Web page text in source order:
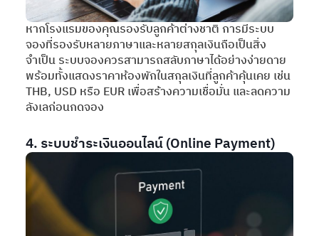
หากโรงแรมของคุณรองรับลูกค้าต่างชาติ การมีระบบ
จองที่รองรับหลายภาษาและหลายสกุลเงินถือเป็นสิ่ง
จำเป็น ระบบจองควรสามารถสลับภาษาได้อย่างง่ายดาย
พร้อมทั้งแสดงราคาห้องพักในสกุลเงินที่ลูกค้าคุ้นเคย เช่น
THB, USD หรือ EUR เพื่อสร้างความเชื่อมั่น และลดความ
ลังเลก่อนกดจอง
4. ระบบชำระเงินออนไลน์ (Online Payment)